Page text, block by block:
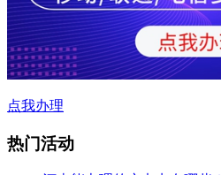
点我办理
热门活动